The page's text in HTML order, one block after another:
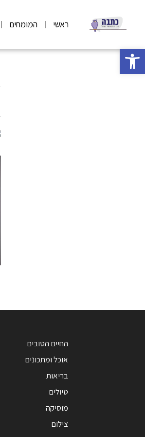
פתח סרגל נגישות
ראשי המומחים
החיים הטובים
אוכל ומתכונים
בריאות
טיולים
מוסיקה
צילום